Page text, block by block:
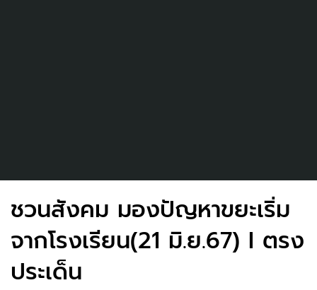
ชวนสังคม มองปัญหาขยะเริ่ม
จากโรงเรียน(21 มิ.ย.67) I ตรง
ประเด็น